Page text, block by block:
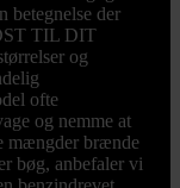
betegnelse der
TIL DIT
og
ofte
og nemme at
mængder brænde
bøg, anbefaler vi